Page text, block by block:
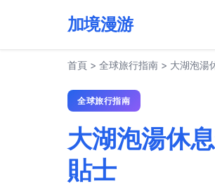
加境漫游
首頁 > 全球旅行指南 > 大湖泡湯
全球旅行指南
大湖泡湯休
貼士